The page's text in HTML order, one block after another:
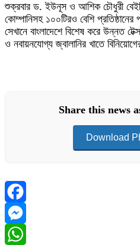
শুক্রবার ড. ইউনূস ও আশিক চৌধুরী
কোম্পানিসহ ১০০টিরও বেশি প্রতিষ্ঠানের
সেখানে বাংলাদেশে বিশেষ করে উন্নত
ও নবায়নযোগ্য জ্বালানির খাতে
Share this news
Download
Facebook
Messenger